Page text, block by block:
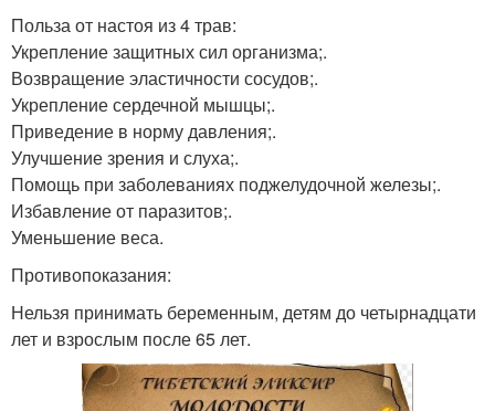
Польза от настоя из 4 трав:
Укрепление защитных сил организма;.
Возвращение эластичности сосудов;.
Укрепление сердечной мышцы;.
Приведение в норму давления;.
Улучшение зрения и слуха;.
Помощь при заболеваниях поджелудочной железы;.
Избавление от паразитов;.
Уменьшение веса.
Противопоказания:
Нельзя принимать беременным, детям до четырнадцати
лет и взрослым после 65 лет.